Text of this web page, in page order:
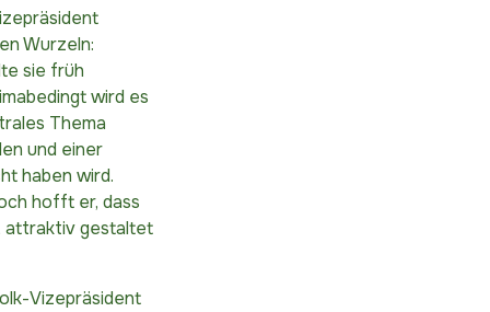
Wurzeln:
sie früh
wird es
Thema
und einer
haben wird.
hofft er, dass
attraktiv gestaltet
Vizepräsident